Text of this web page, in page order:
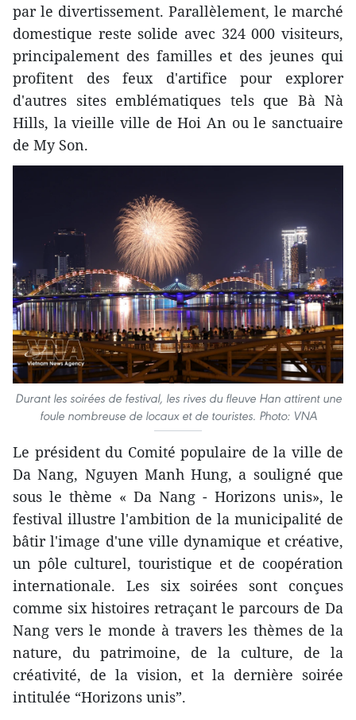
par le divertissement. Parallèlement, le marché
domestique reste solide avec 324 000 visiteurs,
principalement des familles et des jeunes qui
profitent des feux d'artifice pour explorer
d'autres sites emblématiques tels que Bà Nà
Hills, la vieille ville de Hoi An ou le sanctuaire
de My Son.
Durant les soirées de festival, les rives du fleuve Han attirent une
foule nombreuse de locaux et de touristes. Photo: VNA
Le président du Comité populaire de la ville de
Da Nang, Nguyen Manh Hung, a souligné que
sous le thème « Da Nang - Horizons unis», le
festival illustre l'ambition de la municipalité de
bâtir l'image d'une ville dynamique et créative,
un pôle culturel, touristique et de coopération
internationale. Les six soirées sont conçues
comme six histoires retraçant le parcours de Da
Nang vers le monde à travers les thèmes de la
nature, du patrimoine, de la culture, de la
créativité, de la vision, et la dernière soirée
intitulée “Horizons unis”.